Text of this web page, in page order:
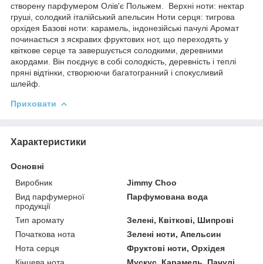
створену парфумером Олів'є Польжем. Верхні ноти: нектар
груші, солодкий італійський апельсин Ноти серця: тигрова
орхідея Базові ноти: карамель, індонезійські пачулі Аромат
починається з яскравих фруктових нот, що переходять у
квіткове серце та завершується солодкими, деревними
акордами. Він поєднує в собі солодкість, деревність і теплі
пряні відтінки, створюючи багатогранний і спокусливий
шлейф.
Приховати
Характеристики
Основні
Виробник
Jimmy Choo
Вид парфумерної
продукції
Парфумована вода
Тип аромату
Зелені, Квіткові, Шипрові
Початкова нота
Зелені ноти, Апельсин
Нота серця
Фруктові ноти, Орхідея
Кінцева нота
Мускус, Карамель, Пачулі